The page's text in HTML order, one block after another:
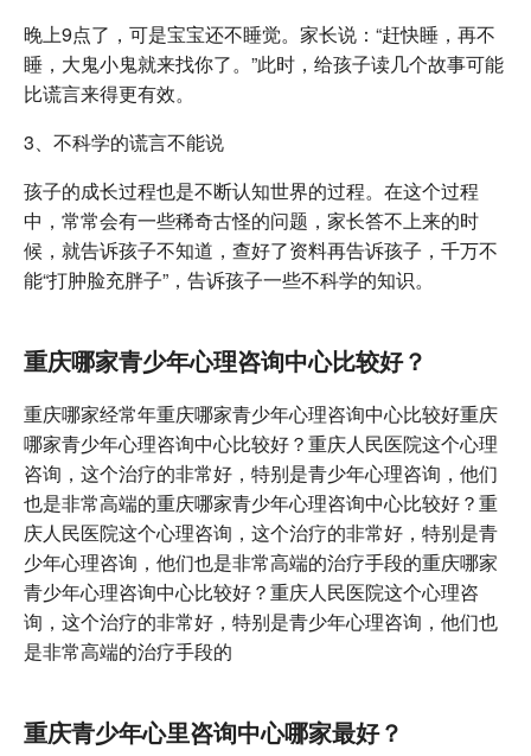
晚上9点了，可是宝宝还不睡觉。家长说：“赶快睡，再不
睡，大鬼小鬼就来找你了。”此时，给孩子读几个故事可能
比谎言来得更有效。
3、不科学的谎言不能说
孩子的成长过程也是不断认知世界的过程。在这个过程
中，常常会有一些稀奇古怪的问题，家长答不上来的时
候，就告诉孩子不知道，查好了资料再告诉孩子，千万不
能“打肿脸充胖子”，告诉孩子一些不科学的知识。
重庆哪家青少年心理咨询中心比较好？
重庆哪家经常年重庆哪家青少年心理咨询中心比较好重庆
哪家青少年心理咨询中心比较好？重庆人民医院这个心理
咨询，这个治疗的非常好，特别是青少年心理咨询，他们
也是非常高端的重庆哪家青少年心理咨询中心比较好？重
庆人民医院这个心理咨询，这个治疗的非常好，特别是青
少年心理咨询，他们也是非常高端的治疗手段的重庆哪家
青少年心理咨询中心比较好？重庆人民医院这个心理咨
询，这个治疗的非常好，特别是青少年心理咨询，他们也
是非常高端的治疗手段的
重庆青少年心里咨询中心哪家最好？